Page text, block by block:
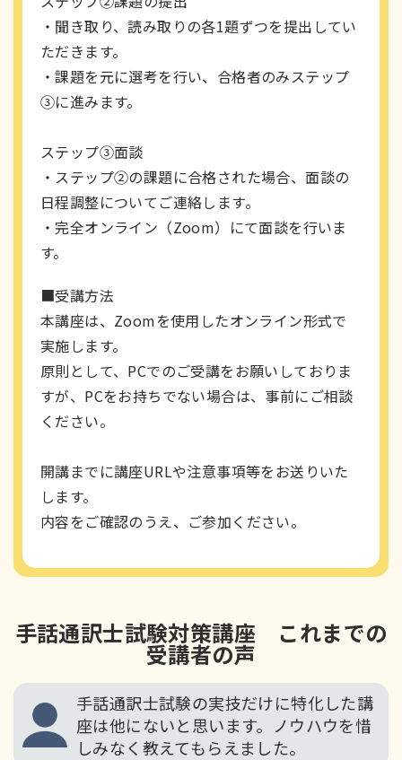
・聞き取り、読み取りの各1題ずつを提出してい
ただきます。
・課題を元に選考を行い、合格者のみステップ
③に進みます。
ステップ③面談
・ステップ②の課題に合格された場合、面談の
日程調整についてご連絡します。
・完全オンライン（Zoom）にて面談を行いま
す。
■受講方法
本講座は、Zoomを使用したオンライン形式で
実施します。
原則として、PCでのご受講をお願いしておりま
すが、PCをお持ちでない場合は、事前にご相談
ください。
開講までに講座URLや注意事項等をお送りいた
します。
内容をご確認のうえ、ご参加ください。
手話通訳士試験対策講座 これまでの
受講者の声
手話通訳士試験の実技だけに特化した講
座は他にないと思います。ノウハウを惜
しみなく教えてもらえました。